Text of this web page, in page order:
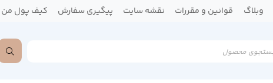
وبلاگ قوانین و مقررات نقشه سایت پیگیری سفارش کیف پول من